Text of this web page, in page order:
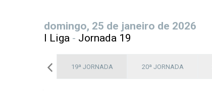
domingo, 25 de janeiro de 2026
I Liga - Jornada 19
19ª JORNADA 20ª JORNADA